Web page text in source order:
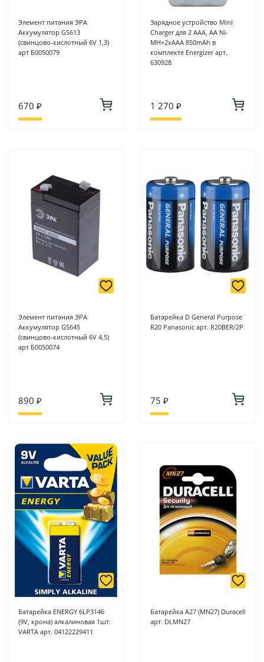
Элемент питания ЭРА
Аккумулятор GS613
(свинцово-кислотный 6V 1,3)
арт Б0050079
670 ₽
Зарядное устройство Mini
Charger для 2 ААА, АА Ni-
MH+2хААА 850mAh в
комплекте Energizer арт.
630928
1 270 ₽
Элемент питания ЭРА
Аккумулятор GS645
(свинцово-кислотный 6V 4,5)
арт Б0050074
890 ₽
Батарейка D General Purpose
R20 Panasonic арт. R20BER/2P
75 ₽
Батарейка ENERGY 6LP3146
(9V, крона) алкалиновая 1шт.
VARTA арт. 04122229411
Батарейка А27 (MN27) Duracell
арт. DLMN27